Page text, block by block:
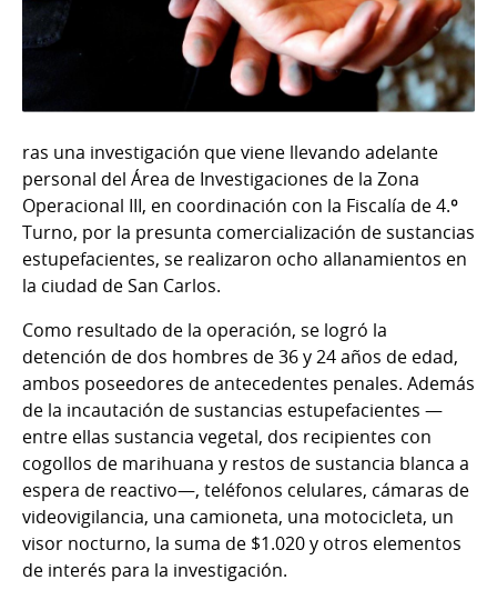
ras una investigación que viene llevando adelante
personal del Área de Investigaciones de la Zona
Operacional III, en coordinación con la Fiscalía de 4.º
Turno, por la presunta comercialización de sustancias
estupefacientes, se realizaron ocho allanamientos en
la ciudad de San Carlos.
Como resultado de la operación, se logró la
detención de dos hombres de 36 y 24 años de edad,
ambos poseedores de antecedentes penales. Además
de la incautación de sustancias estupefacientes —
entre ellas sustancia vegetal, dos recipientes con
cogollos de marihuana y restos de sustancia blanca a
espera de reactivo—, teléfonos celulares, cámaras de
videovigilancia, una camioneta, una motocicleta, un
visor nocturno, la suma de $1.020 y otros elementos
de interés para la investigación.